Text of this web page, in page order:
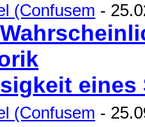
(Confusem -
eines
(Confusem -